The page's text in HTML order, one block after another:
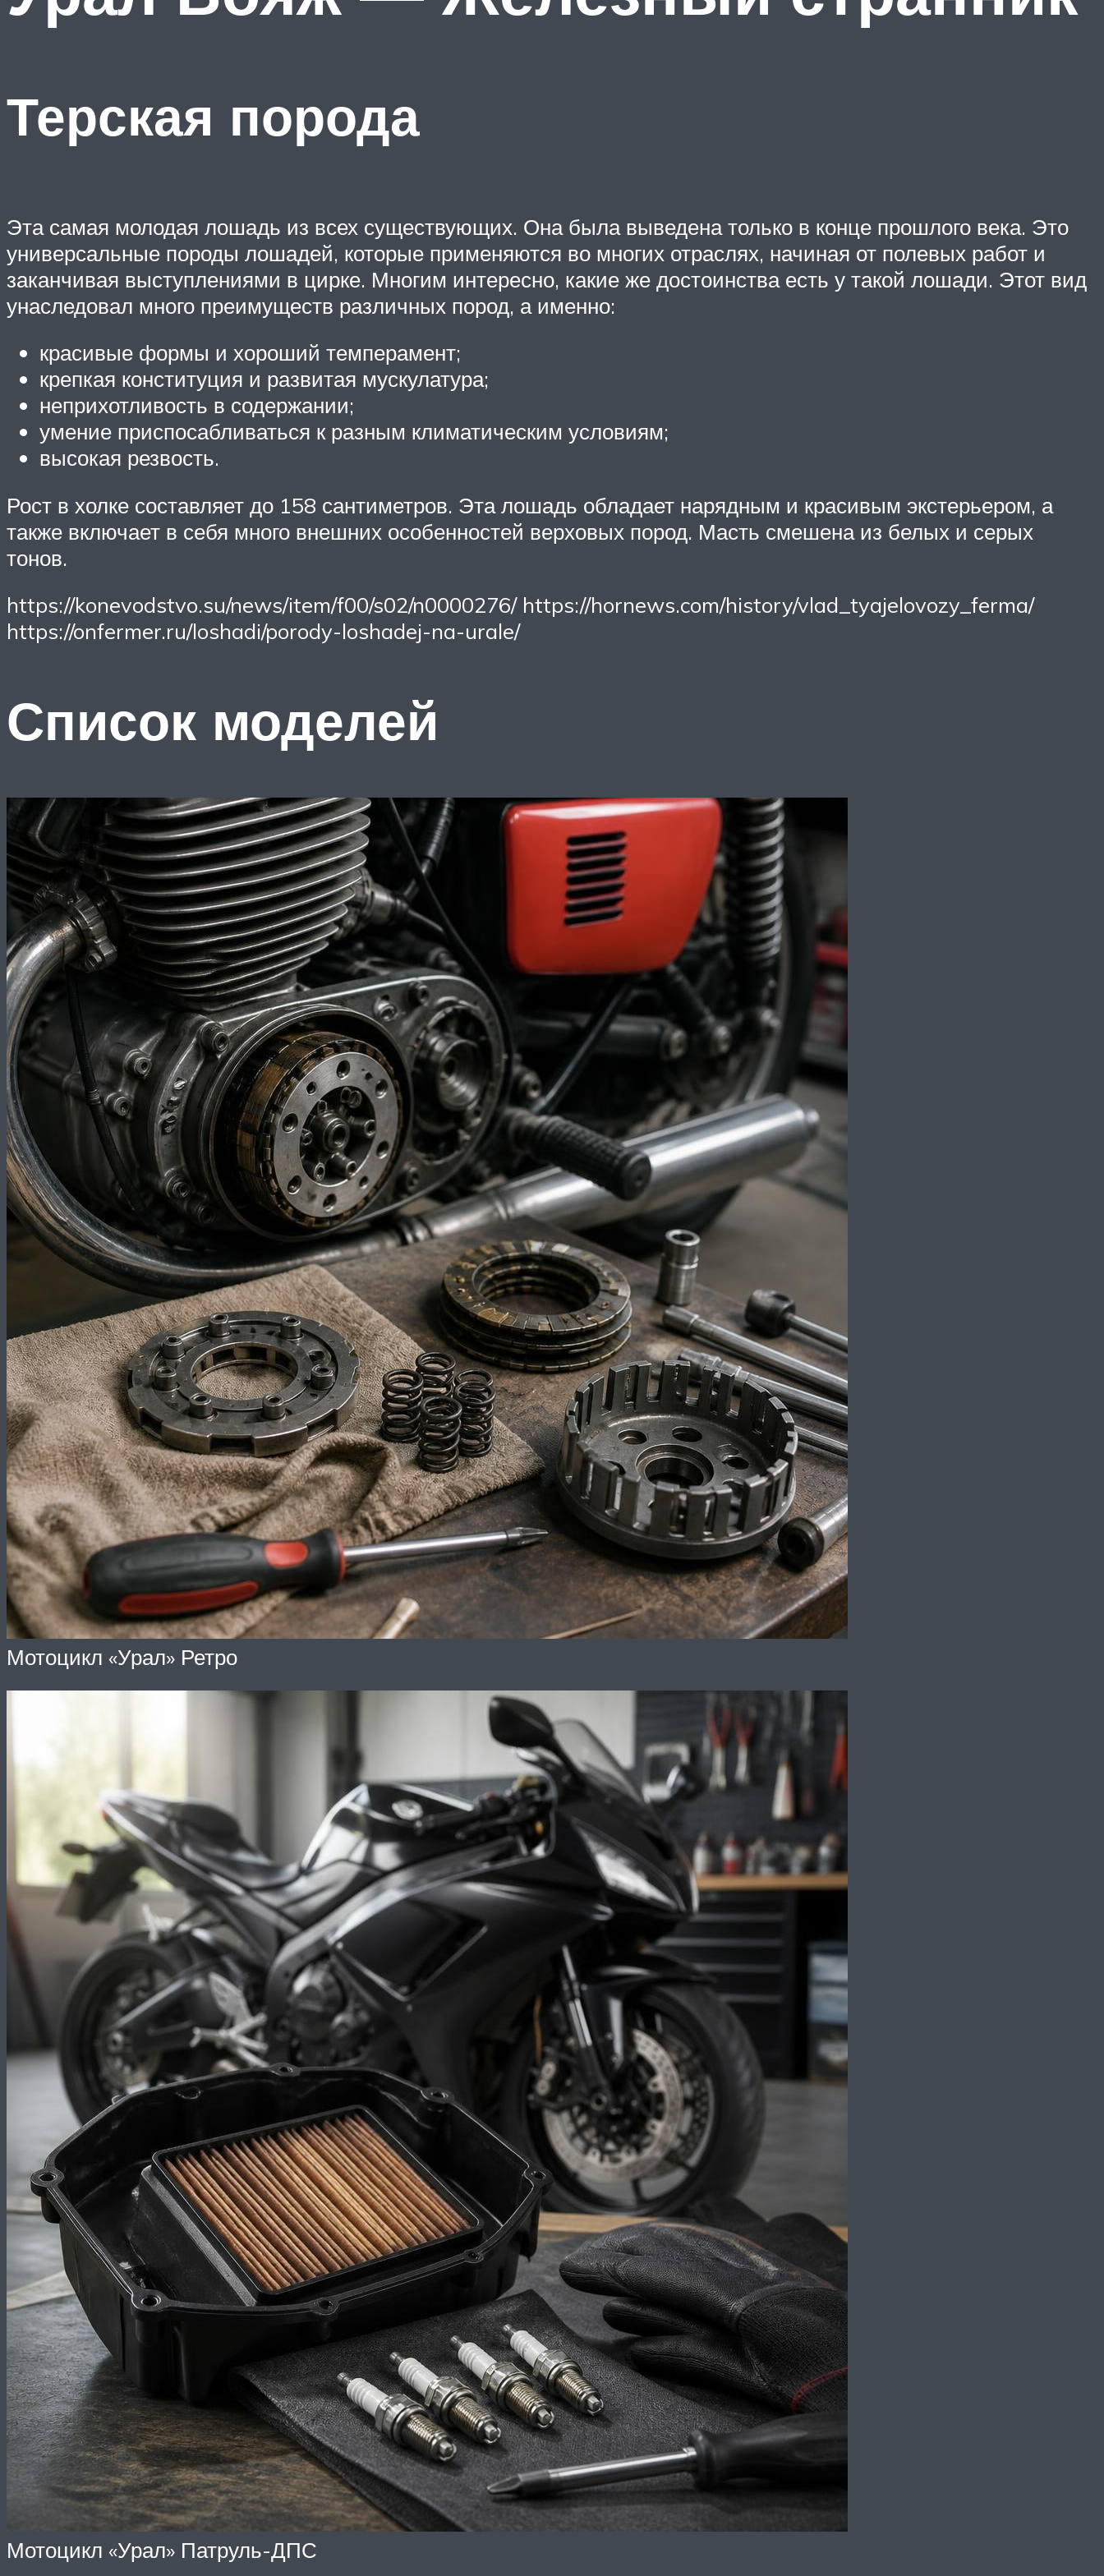
Терская порода
Эта самая молодая лошадь из всех существующих. Она была выведена только в конце прошлого века. Это
универсальные породы лошадей, которые применяются во многих отраслях, начиная от полевых работ и
заканчивая выступлениями в цирке. Многим интересно, какие же достоинства есть у такой лошади. Этот вид
унаследовал много преимуществ различных пород, а именно:
красивые формы и хороший темперамент;
крепкая конституция и развитая мускулатура;
неприхотливость в содержании;
умение приспосабливаться к разным климатическим условиям;
высокая резвость.
Рост в холке составляет до 158 сантиметров. Эта лошадь обладает нарядным и красивым экстерьером, а
также включает в себя много внешних особенностей верховых пород. Масть смешена из белых и серых
тонов.
https://konevodstvo.su/news/item/f00/s02/n0000276/ https://hornews.com/history/vlad_tyajelovozy_ferma/
https://onfermer.ru/loshadi/porody-loshadej-na-urale/
Список моделей
Мотоцикл «Урал» Ретро
Мотоцикл «Урал» Патруль-ДПС